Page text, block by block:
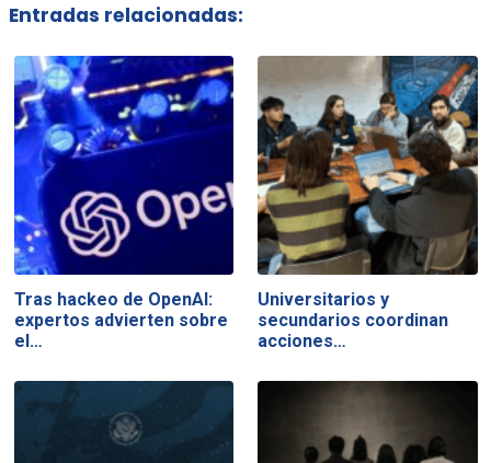
Entradas relacionadas:
Tras hackeo de OpenAI:
expertos advierten sobre
el…
Universitarios y
secundarios coordinan
acciones…